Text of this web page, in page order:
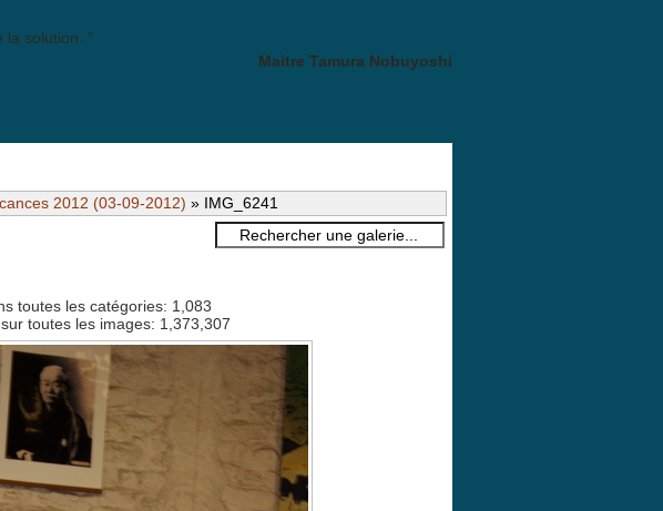
la solution. "
Maitre Tamura Nobuyoshi
2012 (03-09-2012) » IMG_6241
toutes les catégories: 1,083
toutes les images: 1,373,307